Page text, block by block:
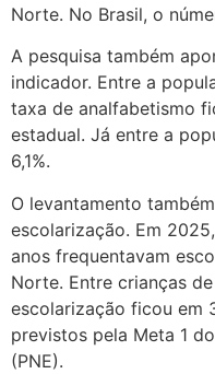
Norte. No Brasil, o
A pesquisa também
indicador. Entre a
taxa de analfabetismo
estadual. Já entre a
6,1%.
O levantamento
escolarização. Em
anos frequentavam
Norte. Entre crianças
escolarização ficou em
previstos pela Meta 1
(PNE).